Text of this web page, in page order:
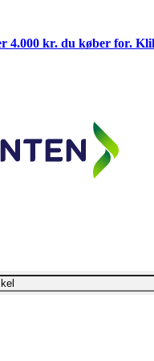
4.000 kr. du køber for.